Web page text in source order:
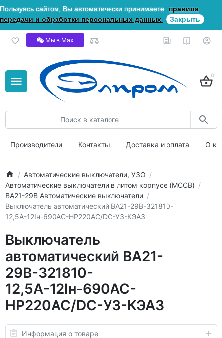
Пользуясь сайтом, Вы автоматически принимаете
правила
передачи и обработки персональных данных
Закрыть
Мы в Мах
0
Производители Контакты Доставка и оплата О
Автоматические выключатели, УЗО
Автоматические выключатели в литом корпусе (MCCB)
ВА21-29В Автоматические выключатели
Выключатель автоматический ВА21-29В-321810-
12,5А-12Iн-690AC-НР220AC/DC-У3-КЭАЗ
Выключатель
автоматический ВА21-
29В-321810-
12,5А-12Iн-690AC-
НР220AC/DC-У3-КЭАЗ
Информация о товаре